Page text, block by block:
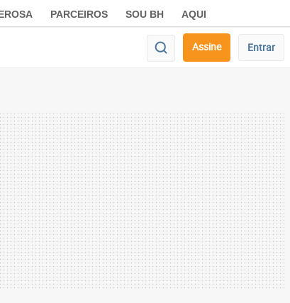
PARCEIROS SOU BH AQUI
Assine Entrar